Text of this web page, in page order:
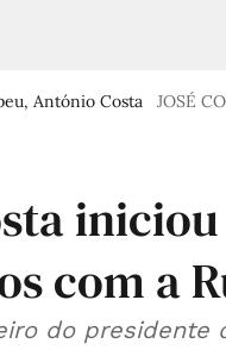
António Costa JOSÉ
com a
do presidente